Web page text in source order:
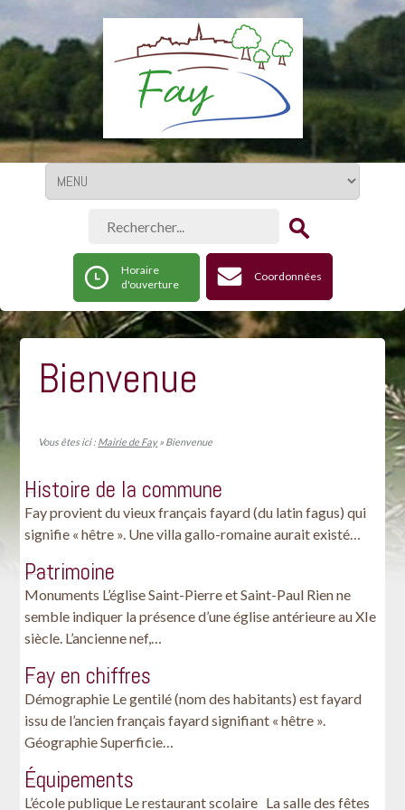
Horaire
d'ouverture
Coordonnées
Bienvenue
Vous êtes ici : Mairie de Fay» Bienvenue
Histoire de la commune
Fay provient du vieux français fayard (du latin fagus) qui
signifie « hêtre ». Une villa gallo-romaine aurait existé…
Patrimoine
Monuments L’église Saint-Pierre et Saint-Paul Rien ne
semble indiquer la présence d’une église antérieure au XIe
siècle. L’ancienne nef,…
Fay en chiffres
Démographie Le gentilé (nom des habitants) est fayard
issu de l’ancien français fayard signifiant « hêtre ».
Géographie Superficie…
Équipements
L’école publique Le restaurant scolaire La salle des fêtes